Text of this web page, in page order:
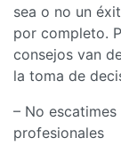
sea o no un
por completo.
consejos van
la toma de
– No
profesionales